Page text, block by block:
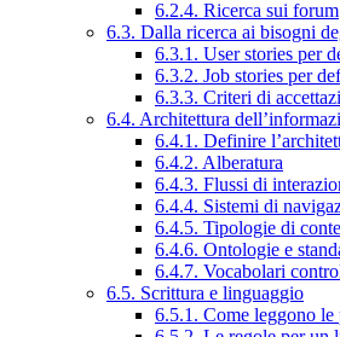
6.2.4. Ricerca sui forum
6.3. Dalla ricerca ai bisogni
6.3.1. User stories per
6.3.2. Job stories per
6.3.3. Criteri di
6.4. Architettura
6.4.1. Definire
6.4.2. Alberatura
6.4.3. Flussi di
6.4.4. Sistemi di
6.4.5. Tipologie di
6.4.6. Ontologie e
6.4.7. Vocabolari
6.5. Scrittura e linguaggio
6.5.1. Come leggono le